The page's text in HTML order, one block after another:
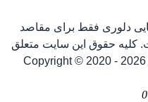
دلوری فقط برای مقاصد
کلیه حقوق این سایت متعلق
Copyright © 2020 - 2026
0